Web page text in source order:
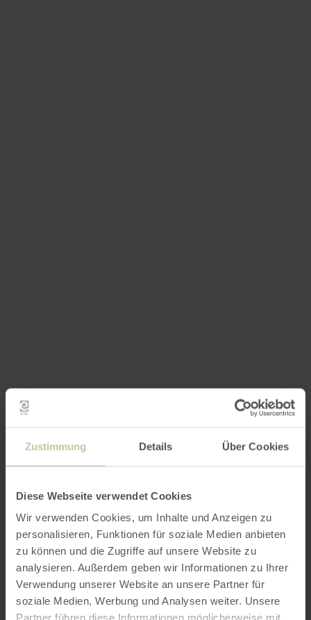
Zustimmung Details Über Cookies
Diese Webseite verwendet Cookies
Wir verwenden Cookies, um Inhalte und Anzeigen zu
personalisieren, Funktionen für soziale Medien anbieten
zu können und die Zugriffe auf unsere Website zu
analysieren. Außerdem geben wir Informationen zu Ihrer
Verwendung unserer Website an unsere Partner für
soziale Medien, Werbung und Analysen weiter. Unsere
Partner führen diese Informationen möglicherweise mit